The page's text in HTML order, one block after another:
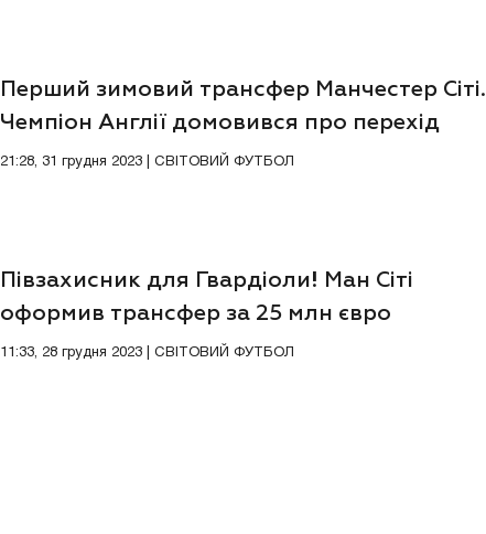
Перший зимовий трансфер Манчестер Сіті.
Чемпіон Англії домовився про перехід
таланта
21:28, 31 грудня 2023 | СВІТОВИЙ ФУТБОЛ
Півзахисник для Гвардіоли! Ман Сіті
оформив трансфер за 25 млн євро
11:33, 28 грудня 2023 | СВІТОВИЙ ФУТБОЛ